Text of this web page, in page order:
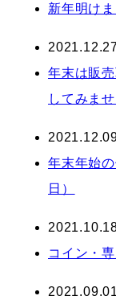
新年明け
年末は販
してみま
年末年始
日）
コイン・